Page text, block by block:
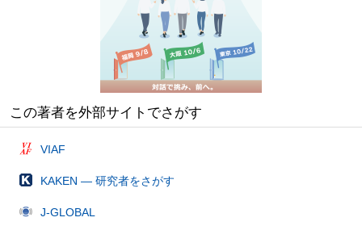
この著者を外部サイトでさがす
VIAF
KAKEN — 研究者をさがす
J-GLOBAL